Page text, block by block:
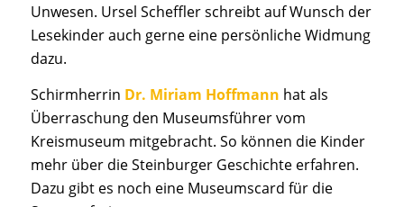
Unwesen. Ursel Scheffler schreibt auf Wunsch der
Lesekinder auch gerne eine persönliche Widmung
dazu.
Schirmherrin Dr. Miriam Hoffmann hat als
Überraschung den Museumsführer vom
Kreismuseum mitgebracht. So können die Kinder
mehr über die Steinburger Geschichte erfahren.
Dazu gibt es noch eine Museumscard für die